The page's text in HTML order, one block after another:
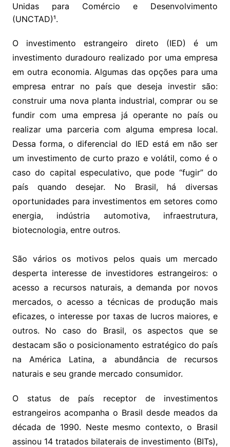
Unidas para Comércio e Desenvolvimento
(UNCTAD)¹.
O investimento estrangeiro direto (IED) é um
investimento duradouro realizado por uma empresa
em outra economia. Algumas das opções para uma
empresa entrar no país que deseja investir são:
construir uma nova planta industrial, comprar ou se
fundir com uma empresa já operante no país ou
realizar uma parceria com alguma empresa local.
Dessa forma, o diferencial do IED está em não ser
um investimento de curto prazo e volátil, como é o
caso do capital especulativo, que pode “fugir” do
país quando desejar. No Brasil, há diversas
oportunidades para investimentos em setores como
energia, indústria automotiva, infraestrutura,
biotecnologia, entre outros.
São vários os motivos pelos quais um mercado
desperta interesse de investidores estrangeiros: o
acesso a recursos naturais, a demanda por novos
mercados, o acesso a técnicas de produção mais
eficazes, o interesse por taxas de lucros maiores, e
outros. No caso do Brasil, os aspectos que se
destacam são o posicionamento estratégico do país
na América Latina, a abundância de recursos
naturais e seu grande mercado consumidor.
O status de país receptor de investimentos
estrangeiros acompanha o Brasil desde meados da
década de 1990. Neste mesmo contexto, o Brasil
assinou 14 tratados bilaterais de investimento (BITs),